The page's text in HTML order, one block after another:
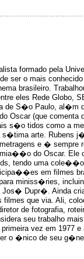
formado pela
ser o mais
brasileiro.
eles Rede Globo,
de S�o Paulo, al�m
Oscar (que comenta
s�o tidos como a
s�tima arte. Rubens
e � sempre
do Oscar. Ele
tendo uma
em filmes
miniss�ries,
Jos� Dupr�. Ainda
filmes que via. Ali,
de fotografia,
seu trabalho
vez em 1977 e
o �nico de seu